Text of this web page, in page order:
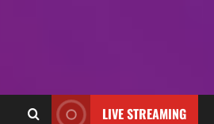
LIVE STREAMING